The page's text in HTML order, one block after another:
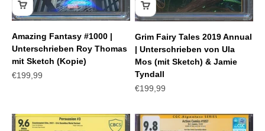
Amazing Fantasy #1000 |
Unterschrieben Roy Thomas
mit Sketch (Kopie)
Angebot
€199,99
Grim Fairy Tales 2019 Annual
| Unterschrieben von Ula
Mos (mit Sketch) & Jamie
Tyndall
Angebot
€199,99